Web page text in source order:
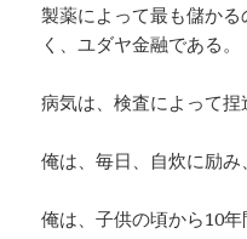
製薬によって最も儲か
く、ユダヤ金融である。
病気は、検査によって捏
俺は、毎日、自炊に励み
俺は、子供の頃から10年